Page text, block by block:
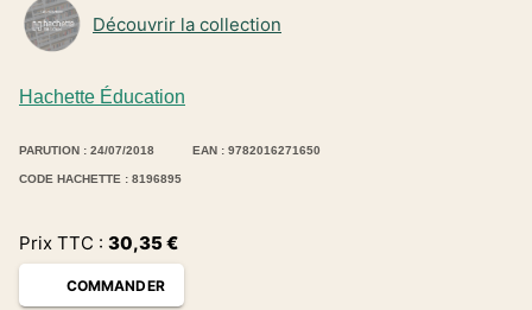
Hachette Éducation
Découvrir la collection
PARUTION : 24/07/2018 EAN : 9782016271650
CODE HACHETTE : 8196895
Prix TTC : 30,35€
COMMANDER